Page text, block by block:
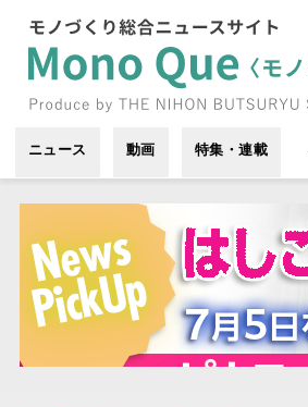
ニュース 動画 特集・連載